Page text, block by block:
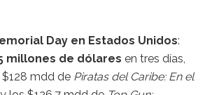
Day en Estados Unidos:
millones de dólares en tres días,
mdd de Piratas del Caribe: En el